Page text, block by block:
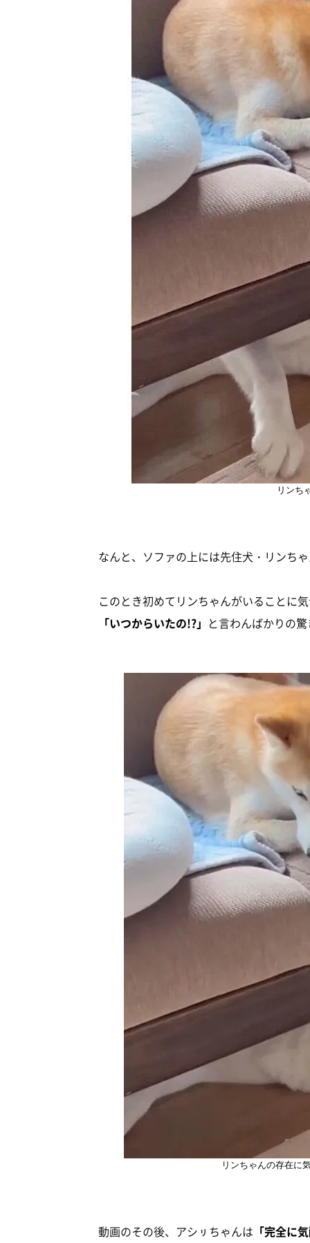
リンち
なんと、ソファの上には先住犬・リンち
このとき初めてリンちゃんがいることに
「いつからいたの!?」 と言わんばかりの
リンちゃんの存在に
動画のその後、アシㇼちゃんは 「完全に